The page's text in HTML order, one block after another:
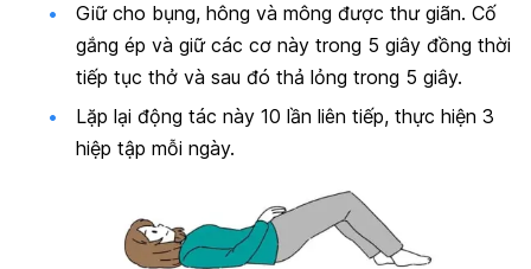
Giữ cho bụng, hông và mông được thư giãn. Cố
gắng ép và giữ các cơ này trong 5 giây đồng thời
tiếp tục thở và sau đó thả lỏng trong 5 giây.
Lặp lại động tác này 10 lần liên tiếp, thực hiện 3
hiệp tập mỗi ngày.